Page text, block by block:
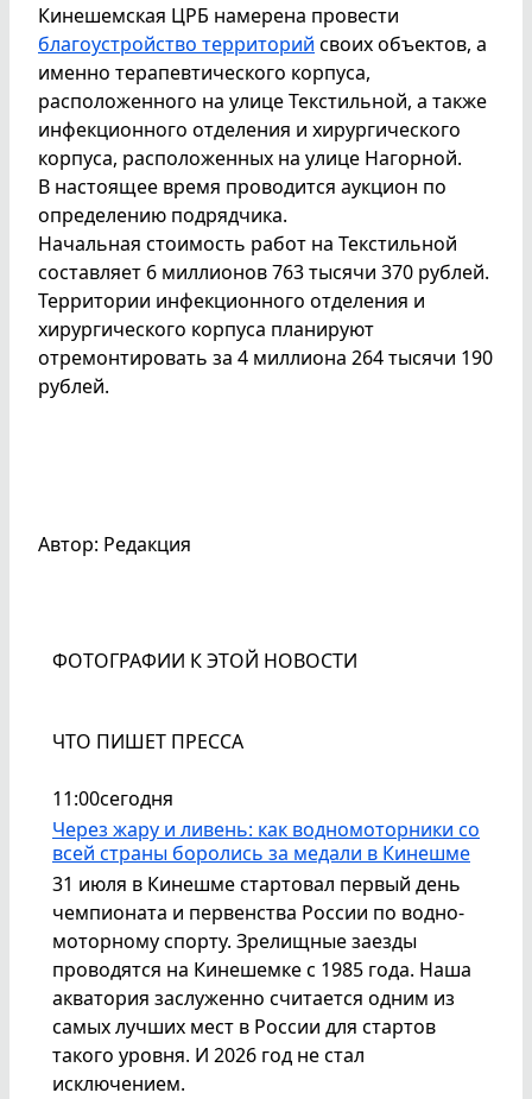
Кинешемская ЦРБ намерена провести
благоустройство территорий своих объектов, а
именно терапевтического корпуса,
расположенного на улице Текстильной, а также
инфекционного отделения и хирургического
корпуса, расположенных на улице Нагорной.
В настоящее время проводится аукцион по
определению подрядчика.
Начальная стоимость работ на Текстильной
составляет 6 миллионов 763 тысячи 370 рублей.
Территории инфекционного отделения и
хирургического корпуса планируют
отремонтировать за 4 миллиона 264 тысячи 190
рублей.
Автор: Редакция
ФОТОГРАФИИ К ЭТОЙ НОВОСТИ
ЧТО ПИШЕТ ПРЕССА
11:00сегодня
Через жару и ливень: как водномоторники со
всей страны боролись за медали в Кинешме
31 июля в Кинешме стартовал первый день
чемпионата и первенства России по водно-
моторному спорту. Зрелищные заезды
проводятся на Кинешемке с 1985 года. Наша
акватория заслуженно считается одним из
самых лучших мест в России для стартов
такого уровня. И 2026 год не стал
исключением.